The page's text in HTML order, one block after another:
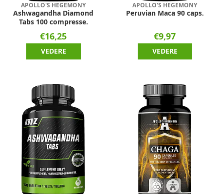
APOLLO'S HEGEMONY
Ashwagandha Diamond
Tabs 100 compresse.
€16,25
VEDERE
APOLLO'S HEGEMONY
Peruvian Maca 90 caps.
€9,97
VEDERE